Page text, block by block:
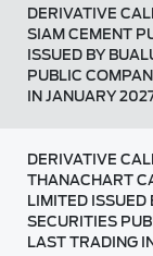
DERIVATIVE
SIAM CEMENT
ISSUED BY
PUBLIC
IN JANUARY
DERIVATIVE
THANACHART
LIMITED ISSUED
SECURITIES
LAST TRADING